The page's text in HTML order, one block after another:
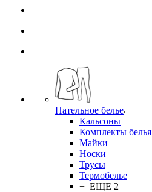
Нательное белье
Кальсоны
Комплекты белья
Майки
Носки
Трусы
Термобелье
+ ЕЩЕ 2